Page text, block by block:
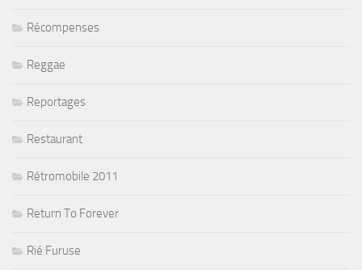
Récompenses
Reggae
Reportages
Restaurant
Rétromobile 2011
Return To Forever
Rié Furuse